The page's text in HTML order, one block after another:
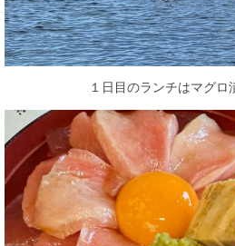
１日目のランチはマグロ